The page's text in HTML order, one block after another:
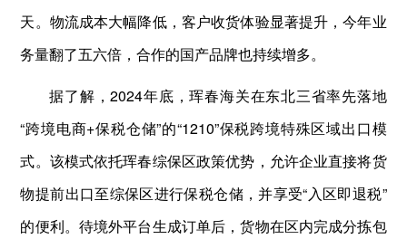
天。物流成本大幅降低，客户收货体验显著提升，今年业
务量翻了五六倍，合作的国产品牌也持续增多。
据了解，2024年底，珲春海关在东北三省率先落地
“跨境电商+保税仓储”的“1210”保税跨境特殊区域出口模
式。该模式依托珲春综保区政策优势，允许企业直接将货
物提前出口至综保区进行保税仓储，并享受“入区即退税”
的便利。待境外平台生成订单后，货物在区内完成分拣包